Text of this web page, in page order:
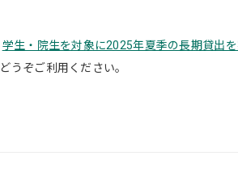
学生・院生を対象に2025年夏季の長期貸出
どうぞご利用ください。